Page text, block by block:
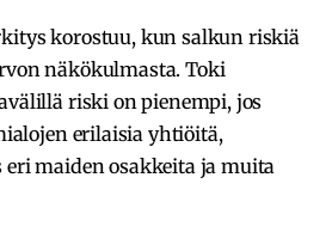
korostuu, kun salkun riskiä
näkökulmasta. Toki
riski on pienempi, jos
erilaisia yhtiöitä,
maiden osakkeita ja muita